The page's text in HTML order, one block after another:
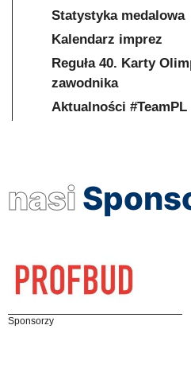
Statystyka medalowa
Kalendarz imprez
Reguła 40. Karty
zawodnika
Aktualności #TeamPL
nasi
Sponsorzy